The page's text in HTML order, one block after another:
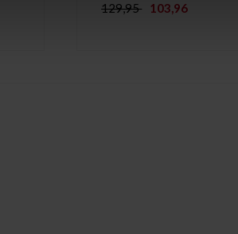
129,95
103,96